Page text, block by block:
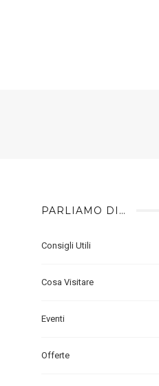
PARLIAMO DI…
Consigli Utili
Cosa Visitare
Eventi
Offerte